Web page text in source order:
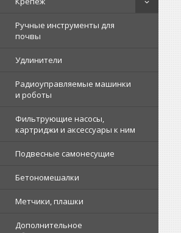
Ручные инструменты для
почвы
Удлинители
Радиоуправляемые машинки
и роботы
Фильтрующие насосы,
картриджи и аксессуары к ним
Подвесные самонесущие
Бетономешалки
Метчики, плашки
Дополнительное